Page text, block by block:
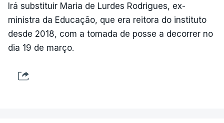
Irá substituir Maria de Lurdes Rodrigues, ex-
ministra da Educação, que era reitora do instituto
desde 2018, com a tomada de posse a decorrer no
dia 19 de março.